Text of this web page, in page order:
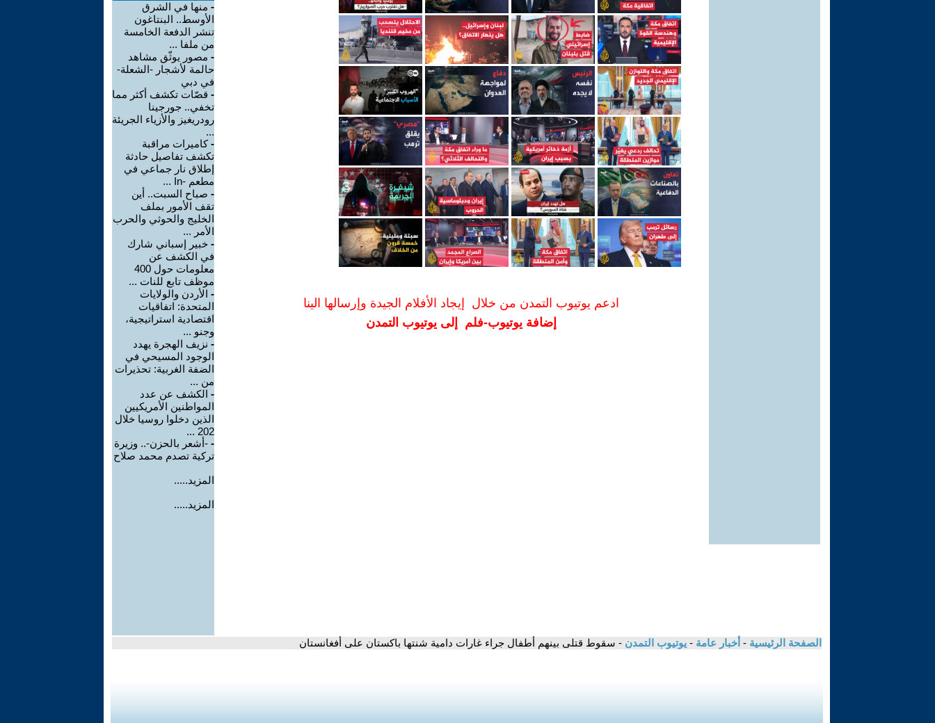
ادعم يوتيوب التمدن من خلال إيجاد الأفلام الجيدة وإرسالها الينا
إضافة يوتيوب-فلم إلى يوتيوب التمدن
- منها في الشرق
الأوسط.. البنتاغون
تنشر الدفعة الخامسة
من ملفا ...
- مصور يوثّق مشاهد
حالمة لأشجار -الشعلة-
في دبي
- قصّات تكشف أكثر مما
تخفي.. جورجينا
رودريغيز والأزياء الجريئة
...
-كاميرات مراقبة
تكشف تفاصيل حادثة
إطلاق نار جماعي في
مطعم -In ...
- صباح السبت.. أين
تقف الأمور بملف
الخليج والحوثي والحرب
الأمر ...
- خبير إسباني شارك
في الكشف عن
معلومات حول 400
موظف تابع للنات ...
- الأردن والولايات
المتحدة: اتفاقيات
اقتصادية استراتيجية،
وجنو ...
- نزيف الهجرة يهدد
الوجود المسيحي في
الضفة الغربية: تحذيرات
من ...
- الكشف عن عدد
المواطنين الأمريكيين
الذين دخلوا روسيا خلال
202 ...
- -أشعر بالحزن-.. وزيرة
تركية تصدم محمد صلاح
المزيد.....
المزيد.....
الصفحة الرئيسية - أخبار عامة - يوتيوب التمدن - سقوط قتلى بينهم أطفال جراء غارات دامية شنتها باكستان على أفغانستان